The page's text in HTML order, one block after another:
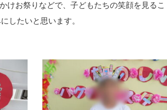
けお祭りなどで、子どもたちの笑顔を見るこ
したいと思います。